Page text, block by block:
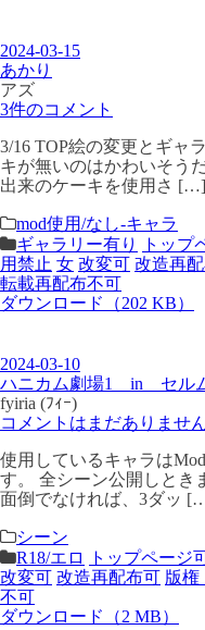
2024-03-15
あかり
アズ
3件のコメント
3/16 TOP絵の変更とギャ
キが無いのはかわいそう
出来のケーキを使用さ […]
mod使用/なし-キャラ
ギャラリー有り
トップ
用禁止 女 改変可 改造再
転載再配布不可
ダウンロード（202 KB）
2024-03-10
ハニカム劇場1 in セル
fyiria (ﾌｨｰ)
コメントはまだありませ
使用しているキャラは
す。 全シーン公開しとき
面倒でなければ、3ダッ
シーン
R18/エロ
トップページ
改変可 改造再配布可 版権
不可
ダウンロード（2 MB）